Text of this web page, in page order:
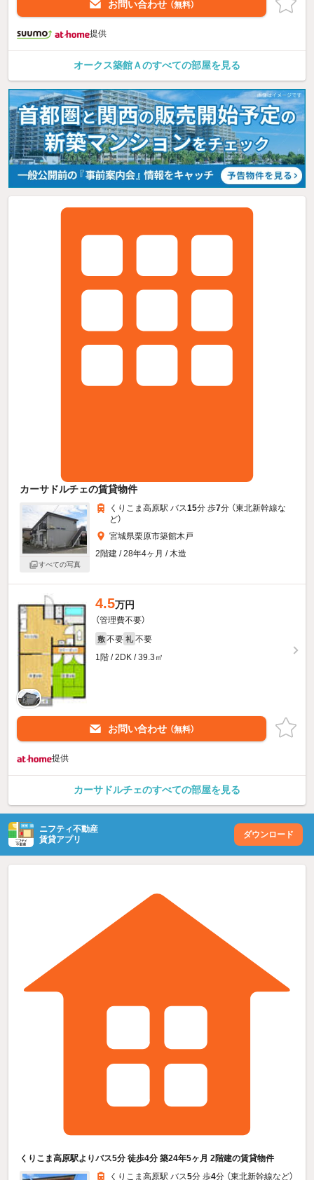
お問い合わせ （無料）
提供
オークス築館Ａのすべての部屋を見る
カーサドルチェの賃貸物件
すべての写真
くりこま高原駅 バス15分 歩7分 （東北新幹線な
ど）
宮城県栗原市築館木戸
2階建 / 28年4ヶ月 / 木造
4.5万円
（管理費不要）
敷 不要 礼 不要
1階 / 2DK / 39.3㎡
お問い合わせ （無料）
提供
カーサドルチェのすべての部屋を見る
ニフティ不動産
賃貸アプリ
ダウンロード
くりこま高原駅よりバス5分 徒歩4分 築24年5ヶ月 2階建の賃貸物件
くりこま高原駅 バス5分 歩4分 （東北新幹線など）